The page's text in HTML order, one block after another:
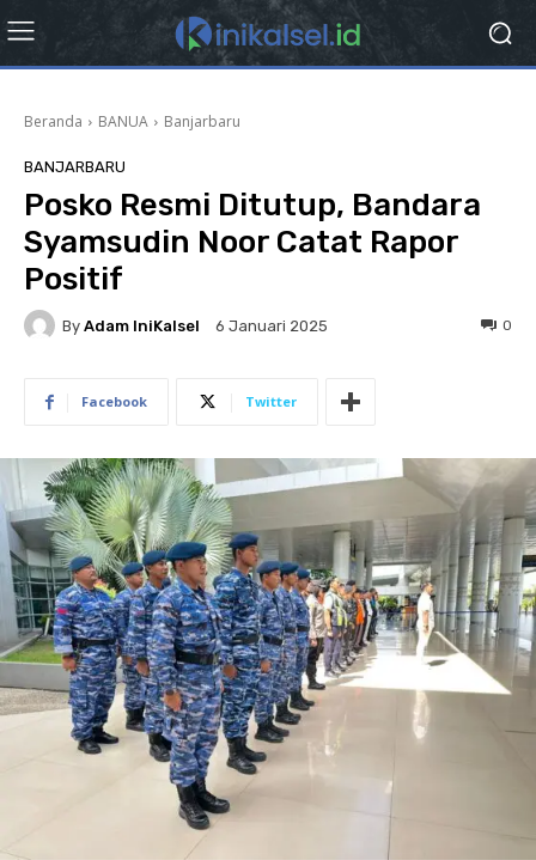
Beranda BANUA Banjarbaru
BANJARBARU
Posko Resmi Ditutup, Bandara
Syamsudin Noor Catat Rapor
Positif
By Adam IniKalsel 6 Januari 2025 0
Facebook Twitter